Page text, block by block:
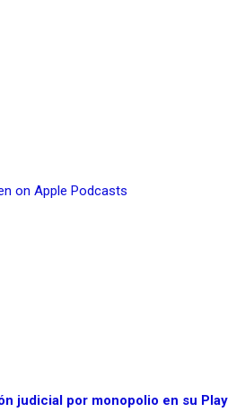
judicial por monopolio en su Play